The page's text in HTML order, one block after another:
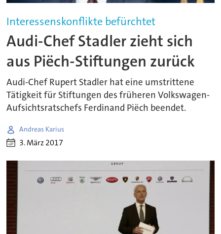
Interessenskonflikte befürchtet
Audi-Chef Stadler zieht sich
aus Piëch-Stiftungen zurück
Audi-Chef Rupert Stadler hat eine umstrittene
Tätigkeit für Stiftungen des früheren Volkswagen-
Aufsichtsratschefs Ferdinand Piëch beendet.
Andreas Karius
3. März 2017